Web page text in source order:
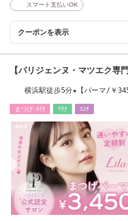
スマート支払いOK
クーポンを表示
【パリジェンヌ・マツエク
横浜駅徒歩5分★【パーマ/￥
まつげ･ﾒｲｸ ﾘﾗｸ ｴｽﾃ